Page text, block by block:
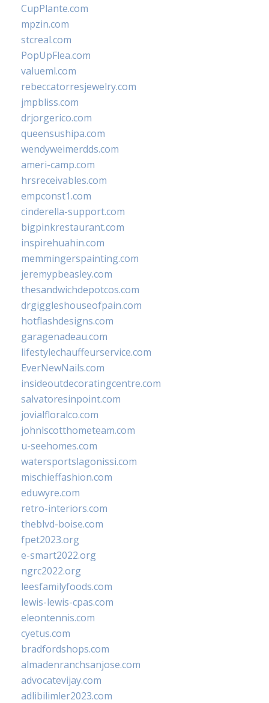
CupPlante.com
mpzin.com
stcreal.com
PopUpFlea.com
valueml.com
rebeccatorresjewelry.com
jmpbliss.com
drjorgerico.com
queensushipa.com
wendyweimerdds.com
ameri-camp.com
hrsreceivables.com
empconst1.com
cinderella-support.com
bigpinkrestaurant.com
inspirehuahin.com
memmingerspainting.com
jeremypbeasley.com
thesandwichdepotcos.com
drgiggleshouseofpain.com
hotflashdesigns.com
garagenadeau.com
lifestylechauffeurservice.com
EverNewNails.com
insideoutdecoratingcentre.com
salvatoresinpoint.com
jovialfloralco.com
johnlscotthometeam.com
u-seehomes.com
watersportslagonissi.com
mischieffashion.com
eduwyre.com
retro-interiors.com
theblvd-boise.com
fpet2023.org
e-smart2022.org
ngrc2022.org
leesfamilyfoods.com
lewis-lewis-cpas.com
eleontennis.com
cyetus.com
bradfordshops.com
almadenranchsanjose.com
advocatevijay.com
adlibilimler2023.com